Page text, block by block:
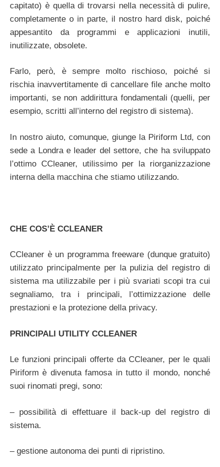
capitato) è quella di trovarsi nella necessità di pulire,
completamente o in parte, il nostro hard disk, poiché
appesantito da programmi e applicazioni inutili,
inutilizzate, obsolete.
Farlo, però, è sempre molto rischioso, poiché si
rischia inavvertitamente di cancellare file anche molto
importanti, se non addirittura fondamentali (quelli, per
esempio, scritti all’interno del registro di sistema).
In nostro aiuto, comunque, giunge la Piriform Ltd, con
sede a Londra e leader del settore, che ha sviluppato
l’ottimo CCleaner, utilissimo per la riorganizzazione
interna della macchina che stiamo utilizzando.
CHE COS’È CCLEANER
CCleaner è un programma freeware (dunque gratuito)
utilizzato principalmente per la pulizia del registro di
sistema ma utilizzabile per i più svariati scopi tra cui
segnaliamo, tra i principali, l’ottimizzazione delle
prestazioni e la protezione della privacy.
PRINCIPALI UTILITY CCLEANER
Le funzioni principali offerte da CCleaner, per le quali
Piriform è divenuta famosa in tutto il mondo, nonché
suoi rinomati pregi, sono:
– possibilità di effettuare il back-up del registro di
sistema.
– gestione autonoma dei punti di ripristino.